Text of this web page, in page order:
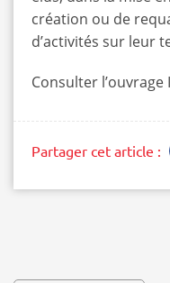
création ou de
d’activités sur leur
Consulter l’ouvrage
Partager cet article :